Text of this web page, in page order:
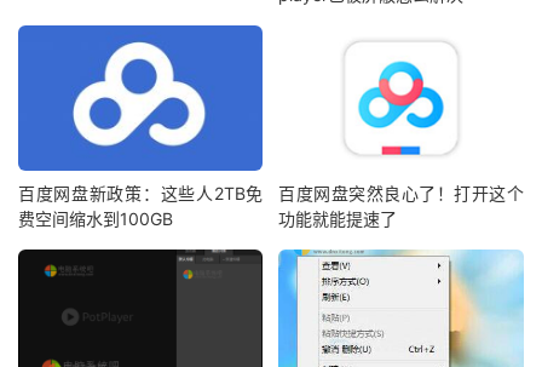
百度网盘新政策：这些人2TB免
费空间缩水到100GB
百度网盘突然良心了！打开这个
功能就能提速了